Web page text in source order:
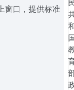
窗口，提供标准